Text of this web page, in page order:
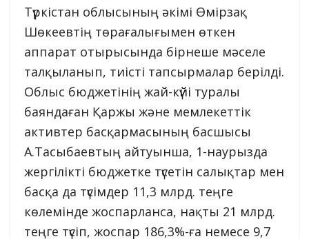
Түркістан облысының әкімі Өмірзақ
Шөкеевтің төрағалығымен өткен
аппарат отырысында бірнеше мәселе
талқыланып, тиісті тапсырмалар берілді.
Облыс бюджетінің жай-күйі туралы
баяндаған Қаржы және мемлекеттік
активтер басқармасының басшысы
А.Тасыбаевтың айтуынша, 1-наурызда
жергілікті бюджетке түсетін салықтар мен
басқа да түсімдер 11,3 млрд. теңге
көлемінде жоспарланса, нақты 21 млрд.
теңге түсіп, жоспар 186,3%-ға немесе 9,7